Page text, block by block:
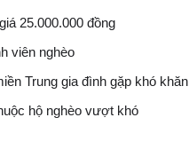
25.000.000 đồng
viên nghèo
Trung gia đình gặp khó khăn
hộ nghèo vượt khó